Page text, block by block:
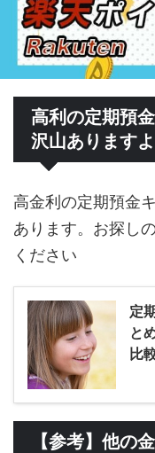
高利の定期預
沢山ありますよ
高金利の定期預金
あります。お探し
ください
定
と
比
【参考】他の